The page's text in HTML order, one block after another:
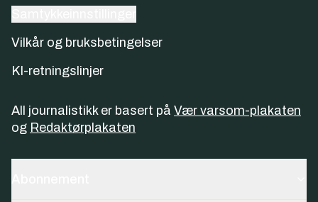
Vilkår og bruksbetingelser
KI-retningslinjer
All journalistikk er basert på Vær varsom-plakaten
og Redaktørplakaten